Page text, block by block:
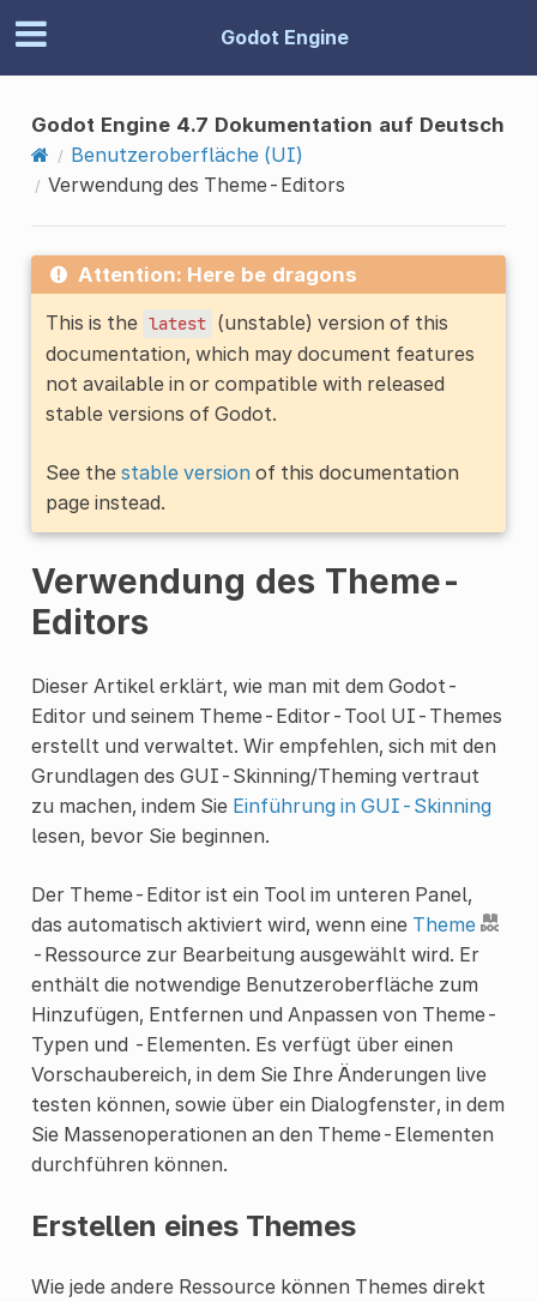
Godot Engine
Godot Engine 4.7 Dokumentation auf Deutsch
Benutzeroberfläche (UI)
Verwendung des Theme-Editors
Attention: Here be dragons
This is the latest (unstable) version of this
documentation, which may document features
not available in or compatible with released
stable versions of Godot.
See the stable versionof this documentation
page instead.
Verwendung des Theme-
Editors
Dieser Artikel erklärt, wie man mit dem Godot-
Editor und seinem Theme-Editor-Tool UI-Themes
erstellt und verwaltet. Wir empfehlen, sich mit den
Grundlagen des GUI-Skinning/Theming vertraut
zu machen, indem Sie Einführung in GUI-Skinning
lesen, bevor Sie beginnen.
Der Theme-Editor ist ein Tool im unteren Panel,
das automatisch aktiviert wird, wenn eine Theme
-Ressource zur Bearbeitung ausgewählt wird. Er
enthält die notwendige Benutzeroberfläche zum
Hinzufügen, Entfernen und Anpassen von Theme-
Typen und -Elementen. Es verfügt über einen
Vorschaubereich, in dem Sie Ihre Änderungen live
testen können, sowie über ein Dialogfenster, in dem
Sie Massenoperationen an den Theme-Elementen
durchführen können.
Erstellen eines Themes
Wie jede andere Ressource können Themes direkt